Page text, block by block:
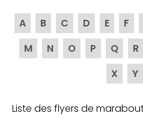
A B C D E F
M
N O P Q R
X
Y
Liste des flyers de